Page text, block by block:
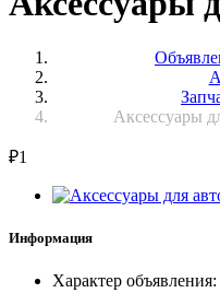
Аксессуары
₽1
Информация
Характер объявления: